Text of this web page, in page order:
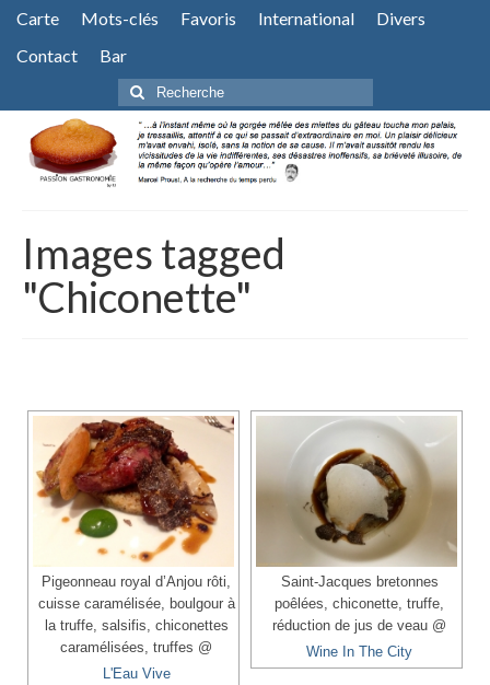
Carte Mots-clés Favoris International
Divers
Contact
Bar
Rechercher
:
Images tagged
"Chiconette"
Pigeonneau royal d’Anjou rôti,
cuisse caramélisée, boulgour à
la truffe, salsifis, chiconettes
caramélisées, truffes @
L'Eau Vive
Saint-Jacques bretonnes
poêlées, chiconette, truffe,
réduction de jus de veau @
Wine In The City